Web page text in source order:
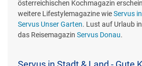
österreichischen Kochmagazin
weitere Lifestylemagazine wieServus
Servus Unser Garten. Lust auf Urlaub
das Reisemagazin Servus Donau.